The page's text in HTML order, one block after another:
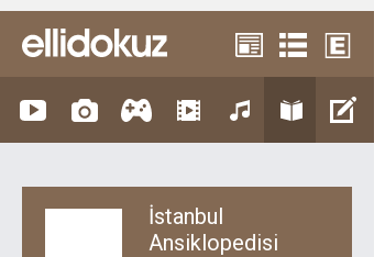
İstanbul
Ansiklopedisi